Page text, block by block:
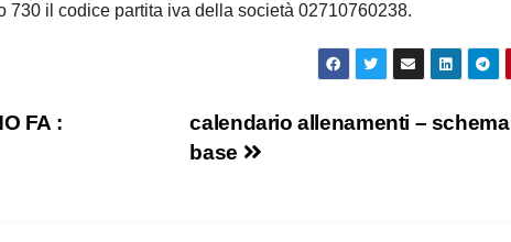
730 il codice partita iva della società 02710760238.
calendario allenamenti – schema
base
FA :